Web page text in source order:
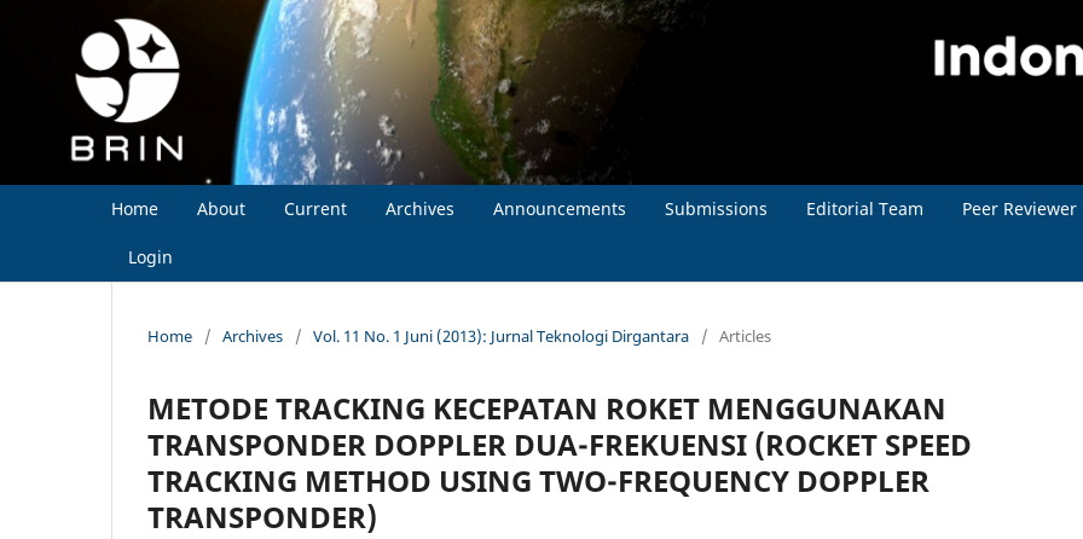
Home About Current Archives Announcements Submissions Editorial Team Peer Reviewer
Login
Home / Archives / Vol. 11 No. 1 Juni (2013): Jurnal Teknologi Dirgantara / Articles
METODE TRACKING KECEPATAN ROKET MENGGUNAKAN
TRANSPONDER DOPPLER DUA-FREKUENSI (ROCKET SPEED
TRACKING METHOD USING TWO-FREQUENCY DOPPLER
TRANSPONDER)